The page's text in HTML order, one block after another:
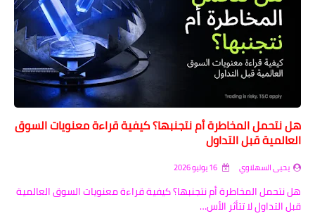
هل نتحمل المخاطرة أم نتجنبها؟ كيفية قراءة معنويات السوق
العالمية قبل التداول
يحيى السهلاوي
هل نتحمل المخاطرة أم نتجنبها؟ كيفية قراءة معنويات السوق العالمية
قبل التداول لا تتأثر الأس…